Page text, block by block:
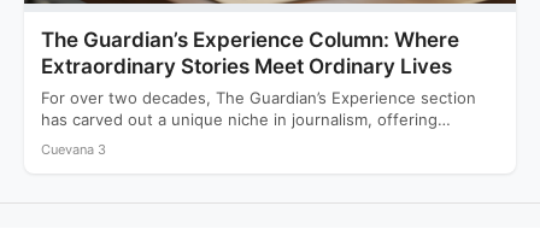
The Guardian’s Experience Column: Where
Extraordinary Stories Meet Ordinary Lives
For over two decades, The Guardian’s Experience section
has carved out a unique niche in journalism, offering
readers…
Cuevana 3